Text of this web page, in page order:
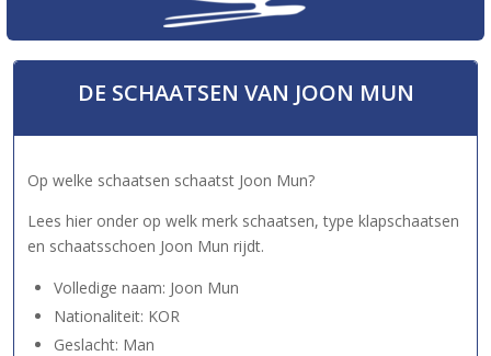
DE SCHAATSEN VAN JOON MUN
Op welke schaatsen schaatst Joon Mun?
Lees hier onder op welk merk schaatsen, type klapschaatsen
en schaatsschoen Joon Mun rijdt.
Volledige naam: Joon Mun
Nationaliteit: KOR
Geslacht: Man